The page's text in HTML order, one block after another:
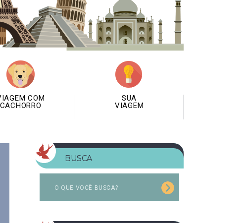
COM
CACHORRO
SUA
VIAGEM
BUSCA